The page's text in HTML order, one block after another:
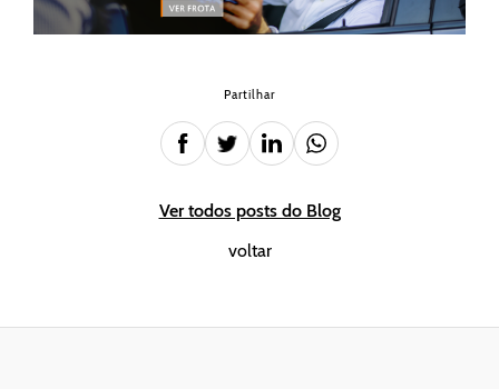
Partilhar
Ver todos posts do Blog
voltar